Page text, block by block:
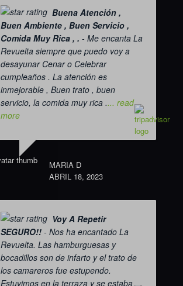
Buena Atención ,
Buen Ambiente , Buen Servicio ,
Comida Muy Rica , . - Me encanta La
Revuelta siempre que puedo voy a
desayunar Cenar o Celebrar
cumpleaños . La atención es
inmejorable , Buen trato , buen
servicio, la comida muy rica .... read
more
MARIA D
ABRIL 18, 2023
Voy A Repetir
SEGURO!! - Nos ha encantado La
Revuelta. Las hamburguesas y
bocadillos son de infarto y el trato de
los camareros fue estupendo.
Estuvimos en la terraza y se estaba